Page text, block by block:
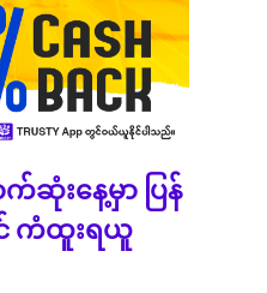
ာက်ဆုံးနေ့မှာ ပြန်
ကံထူးရယူ